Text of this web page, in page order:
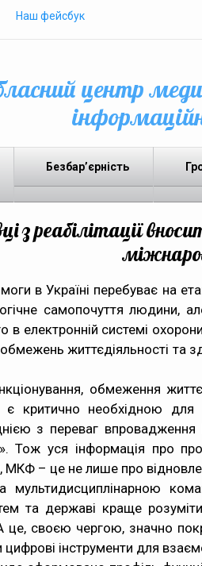
Наш фейсбук
центр
Безбар’єрність
з реабілітації
в Україні перебуває на
самопочуття людини,
в електронній системі
обмежень життєдіяльності
обмеження
є критично необхідною для
з переваг
Тож уся інформація про
МКФ – це не лише про
мультидисциплінарною
та державі краще
своєю чергою, значно
інструменти для